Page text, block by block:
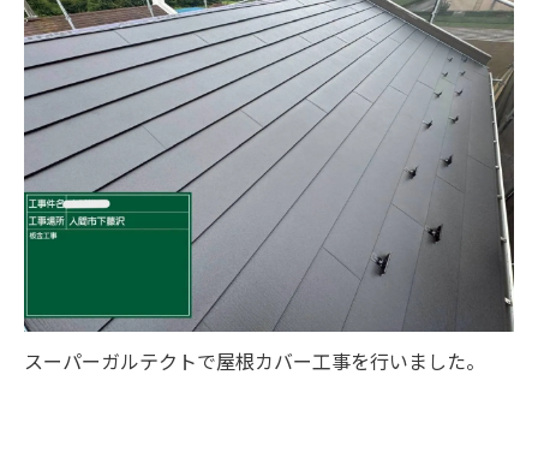
スーパーガルテクトで屋根カバー工事を行いました。